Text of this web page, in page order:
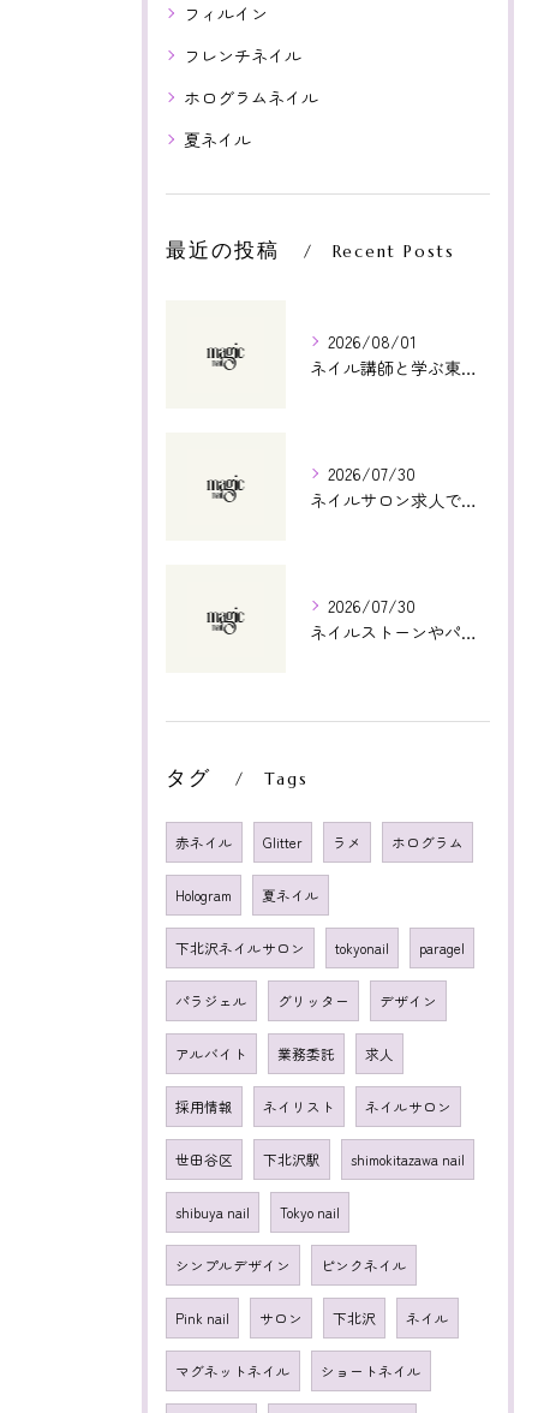
フィルイン
フレンチネイル
ホログラムネイル
夏ネイル
最近の投稿 Recent Posts
2026/08/01
ネイル講師と学ぶ東京都世田谷区宇奈根で将来に直結する技術習得ガイド
2026/07/30
ネイルサロン求人で東京都渋谷区の未経験から始める安心の働き方徹底解説
2026/07/30
ネイルストーンやパーツの価格と渋谷区で効率よく購入できる店舗選び徹底ガイド
タグ Tags
赤ネイル Glitter ラメ ホログラム
Hologram 夏ネイル
下北沢ネイルサロン tokyonail paragel
パラジェル グリッター デザイン
アルバイト 業務委託 求人
採用情報 ネイリスト ネイルサロン
世田谷区 下北沢駅 shimokitazawa nail
shibuya nail Tokyo nail
シンプルデザイン ピンクネイル
Pink nail サロン 下北沢 ネイル
マグネットネイル ショートネイル